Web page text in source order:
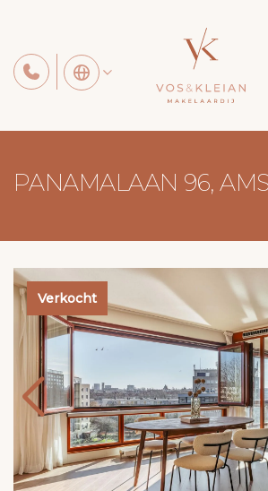
PANAMALAAN 96,
Verkocht